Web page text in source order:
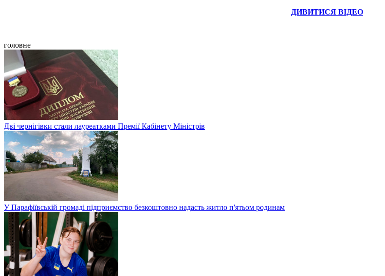
ДИВИТИСЯ ВІДЕО
головне
Дві чернігівки стали лауреатками Премії Кабінету Міністрів
У Парафіївській громаді підприємство безкоштовно надасть житло п'ятьом родинам